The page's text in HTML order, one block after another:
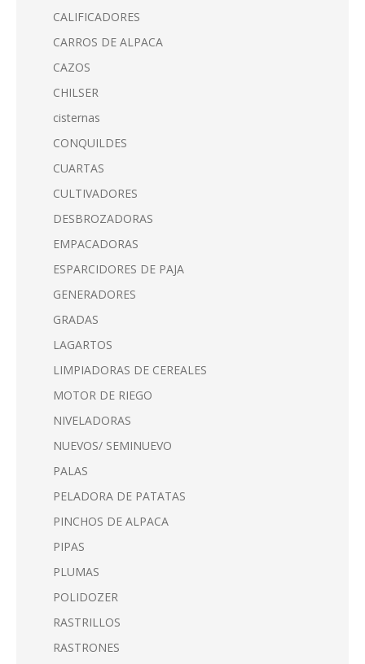
CALIFICADORES
CARROS DE ALPACA
CAZOS
CHILSER
cisternas
CONQUILDES
CUARTAS
CULTIVADORES
DESBROZADORAS
EMPACADORAS
ESPARCIDORES DE PAJA
GENERADORES
GRADAS
LAGARTOS
LIMPIADORAS DE CEREALES
MOTOR DE RIEGO
NIVELADORAS
NUEVOS/ SEMINUEVO
PALAS
PELADORA DE PATATAS
PINCHOS DE ALPACA
PIPAS
PLUMAS
POLIDOZER
RASTRILLOS
RASTRONES